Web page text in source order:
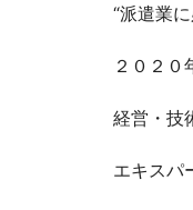
“派遣業
２０２０
経営・技
エキスパ